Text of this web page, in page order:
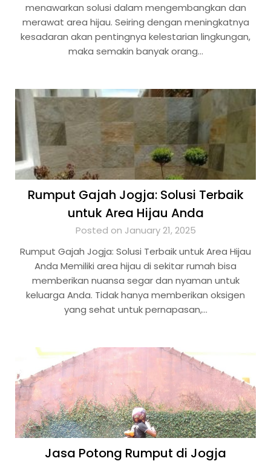
menawarkan solusi dalam mengembangkan dan
merawat area hijau. Seiring dengan meningkatnya
kesadaran akan pentingnya kelestarian lingkungan,
maka semakin banyak orang…
Rumput Gajah Jogja: Solusi Terbaik
untuk Area Hijau Anda
Posted on January 21, 2025
Rumput Gajah Jogja: Solusi Terbaik untuk Area Hijau
Anda Memiliki area hijau di sekitar rumah bisa
memberikan nuansa segar dan nyaman untuk
keluarga Anda. Tidak hanya memberikan oksigen
yang sehat untuk pernapasan,…
Jasa Potong Rumput di Jogja